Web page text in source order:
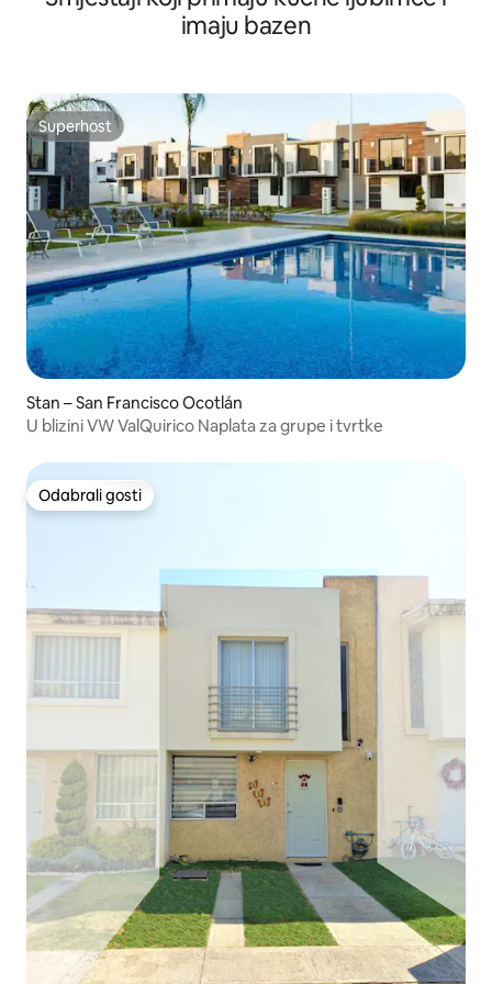
imaju bazen
Superhost
Superhost
Stan – San Francisco Ocotlán
U blizini VW ValQuirico Naplata za grupe i tvrtke
Odabrali gosti
Odabrali gosti